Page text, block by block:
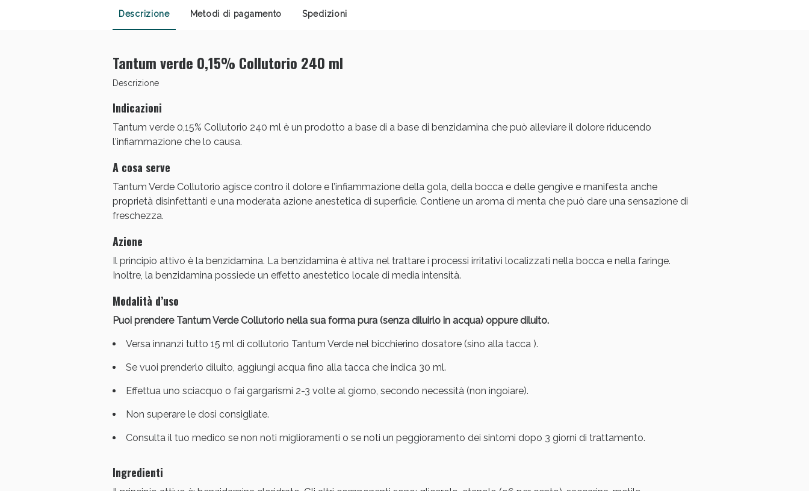
Descrizione Metodi di pagamento Spedizioni
Tantum verde 0,15% Collutorio 240 ml
Descrizione
Indicazioni
Tantum verde 0,15% Collutorio 240 ml è un prodotto a base di a base di benzidamina che può alleviare il dolore riducendo
l'infiammazione che lo causa.
A cosa serve
Tantum Verde Collutorio agisce contro il dolore e l’infiammazione della gola, della bocca e delle gengive e manifesta anche
proprietà disinfettanti e una moderata azione anestetica di superficie. Contiene un aroma di menta che può dare una sensazione di
freschezza.
Azione
Il principio attivo è la benzidamina. La benzidamina è attiva nel trattare i processi irritativi localizzati nella bocca e nella faringe.
Inoltre, la benzidamina possiede un effetto anestetico locale di media intensità.
Modalità d’uso
Puoi prendere Tantum Verde Collutorio nella sua forma pura (senza diluirlo in acqua) oppure diluito.
Versa innanzi tutto 15 ml di collutorio Tantum Verde nel bicchierino dosatore (sino alla tacca ).
Se vuoi prenderlo diluito, aggiungi acqua fino alla tacca che indica 30 ml.
Effettua uno sciacquo o fai gargarismi 2-3 volte al giorno, secondo necessità (non ingoiare).
Non superare le dosi consigliate.
Consulta il tuo medico se non noti miglioramenti o se noti un peggioramento dei sintomi dopo 3 giorni di trattamento.
Ingredienti
Anticellulite e Fanghi: Sconto fino al 40% valido oggi!
Anticellulite e Fanghi: Sconto fino al 40% valido oggi!